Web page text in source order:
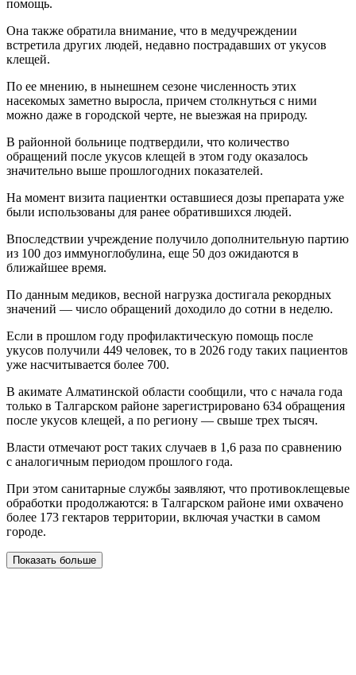
помощь.
Она также обратила внимание, что в медучреждении
встретила других людей, недавно пострадавших от укусов
клещей.
По ее мнению, в нынешнем сезоне численность этих
насекомых заметно выросла, причем столкнуться с ними
можно даже в городской черте, не выезжая на природу.
В районной больнице подтвердили, что количество
обращений после укусов клещей в этом году оказалось
значительно выше прошлогодних показателей.
На момент визита пациентки оставшиеся дозы препарата уже
были использованы для ранее обратившихся людей.
Впоследствии учреждение получило дополнительную партию
из 100 доз иммуноглобулина, еще 50 доз ожидаются в
ближайшее время.
По данным медиков, весной нагрузка достигала рекордных
значений — число обращений доходило до сотни в неделю.
Если в прошлом году профилактическую помощь после
укусов получили 449 человек, то в 2026 году таких пациентов
уже насчитывается более 700.
В акимате Алматинской области сообщили, что с начала года
только в Талгарском районе зарегистрировано 634 обращения
после укусов клещей, а по региону — свыше трех тысяч.
Власти отмечают рост таких случаев в 1,6 раза по сравнению
с аналогичным периодом прошлого года.
При этом санитарные службы заявляют, что противоклещевые
обработки продолжаются: в Талгарском районе ими охвачено
более 173 гектаров территории, включая участки в самом
городе.
Показать больше